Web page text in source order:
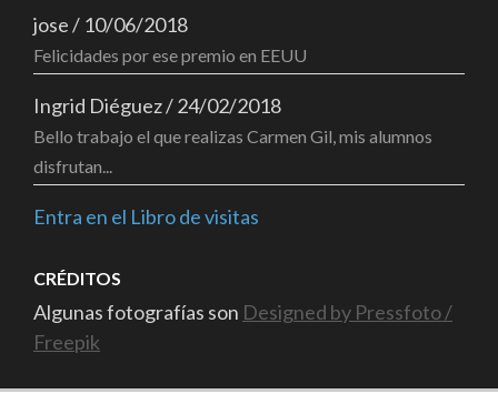
jose/ 10/06/2018
Felicidades por ese premio en EEUU
Ingrid Diéguez/24/02/2018
Bello trabajo el que realizas Carmen Gil, mis alumnos
disfrutan...
Entra en el Libro de visitas
CRÉDITOS
Algunas fotografías son Designed by Pressfoto /
Freepik